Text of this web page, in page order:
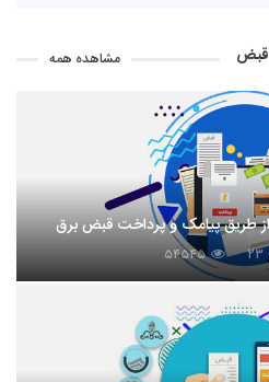
قبض مشاهده همه
طریق پیامک و پرداخت قبض برق
۲۳ ۵۴۵۴۵